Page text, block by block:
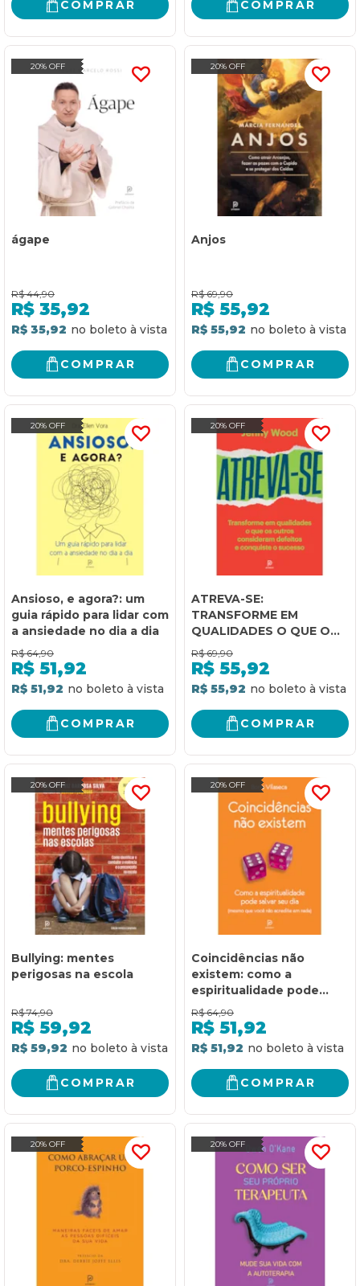
COMPRAR COMPRAR
20% OFF
ágape
R$ 44,90
R$ 35,92
R$ 35,92
COMPRAR
20% OFF
Anjos
R$ 69,90
R$ 55,92
R$ 55,92
COMPRAR
20% OFF
Ansioso, e agora?: um
guia rápido para lidar com
a ansiedade no dia a dia
R$ 64,90
R$ 51,92
R$ 51,92
COMPRAR
20% OFF
ATREVA-SE:
TRANSFORME EM
QUALIDADES O QUE O
OS OUTROS
CONSIDERAM DEFEITOS
E CONQUISTE O
SUCESSO
R$ 69,90
R$ 55,92
R$ 55,92
COMPRAR
20% OFF
Bullying: mentes
perigosas na escola
R$ 74,90
R$ 59,92
R$ 59,92
COMPRAR
20% OFF
Coincidências não
existem: como a
espiritualidade pode
salvar seu dia - mesmo
que você não acredite
em nada
R$ 64,90
R$ 51,92
R$ 51,92
COMPRAR
20% OFF 20% OFF